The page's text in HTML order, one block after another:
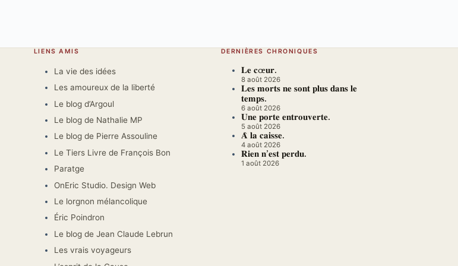
LIENS AMIS
La vie des idées
Les amoureux de la liberté
Le blog d’Argoul
Le blog de Nathalie MP
Le blog de Pierre Assouline
Le Tiers Livre de François Bon
Paratge
OnEric Studio. Design Web
Le lorgnon mélancolique
Éric Poindron
Le blog de Jean Claude Lebrun
Les vrais voyageurs
DERNIÈRES CHRONIQUES
𝐋𝐞 𝐜œ𝐮𝐫.
8 août 2026
𝐋𝐞𝐬 𝐦𝐨𝐫𝐭𝐬 𝐧𝐞 𝐬𝐨𝐧𝐭 𝐩𝐥𝐮𝐬 𝐝𝐚𝐧𝐬 𝐥𝐞
𝐭𝐞𝐦𝐩𝐬.
6 août 2026
𝐔𝐧𝐞 𝐩𝐨𝐫𝐭𝐞 𝐞𝐧𝐭𝐫𝐨𝐮𝐯𝐞𝐫𝐭𝐞.
5 août 2026
𝐀̀ 𝐥𝐚 𝐜𝐚𝐢𝐬𝐬𝐞.
4 août 2026
𝐑𝐢𝐞𝐧 𝐧’𝐞𝐬𝐭 𝐩𝐞𝐫𝐝𝐮.
1 août 2026